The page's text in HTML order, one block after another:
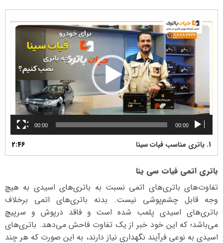
نمایشگر
ویدیو
00:00
00:00
1. باتری مناسب فیات سینا 2:46
باتری اتمی فیات سی ینا
تفاوت‌های باتری‌های اتمی نسبت به باتری‌های اسیدی به هیچ
وجه قابل چشم‌پوشی نیست. بدنه باتری‌های اتمی برخلاف
باتری‌های اسیدی پلمب شده است و فاقد درپوش و سرپیچ
می‌باشد؛ که این خود خبر از یک تفاوت فاحش می‌دهد. باتری‌های
اسیدی به نوعی فرآیند نگهداری نیاز دارند، به این صورت که هر چند